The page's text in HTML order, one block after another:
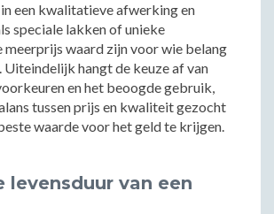
een kwalitatieve afwerking en
speciale lakken of unieke
meerprijs waard zijn voor wie belang
Uiteindelijk hangt de keuze af van
en het beoogde gebruik,
tussen prijs en kwaliteit gezocht
waarde voor het geld te krijgen.
levensduur van een